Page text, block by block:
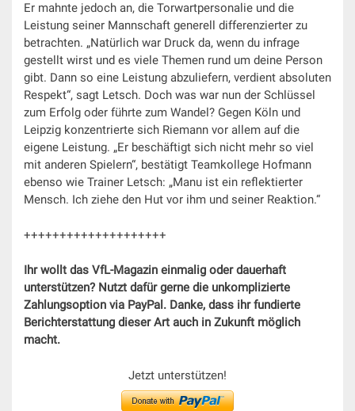
Er mahnte jedoch an, die Torwartpersonalie und die
Leistung seiner Mannschaft generell differenzierter zu
betrachten. „Natürlich war Druck da, wenn du infrage
gestellt wirst und es viele Themen rund um deine Person
gibt. Dann so eine Leistung abzuliefern, verdient absoluten
Respekt“, sagt Letsch. Doch was war nun der Schlüssel
zum Erfolg oder führte zum Wandel? Gegen Köln und
Leipzig konzentrierte sich Riemann vor allem auf die
eigene Leistung. „Er beschäftigt sich nicht mehr so viel
mit anderen Spielern“, bestätigt Teamkollege Hofmann
ebenso wie Trainer Letsch: „Manu ist ein reflektierter
Mensch. Ich ziehe den Hut vor ihm und seiner Reaktion.“
++++++++++++++++++++
Ihr wollt das VfL-Magazin einmalig oder dauerhaft
unterstützen? Nutzt dafür gerne die unkomplizierte
Zahlungsoption via PayPal. Danke, dass ihr fundierte
Berichterstattung dieser Art auch in Zukunft möglich
macht.
Jetzt unterstützen!